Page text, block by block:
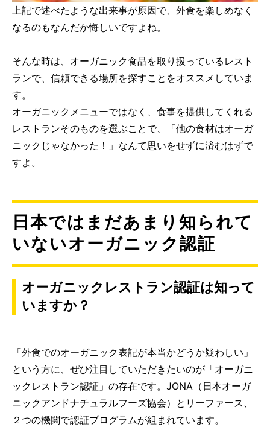
上記で述べたような出来事が原因で、外食を楽しめなく
なるのもなんだか悔しいですよね。
そんな時は、オーガニック食品を取り扱っているレスト
ランで、信頼できる場所を探すことをオススメしていま
す。
オーガニックメニューではなく、食事を提供してくれる
レストランそのものを選ぶことで、「他の食材はオーガ
ニックじゃなかった！」なんて思いをせずに済むはずで
すよ。
日本ではまだあまり知られて
いないオーガニック認証
オーガニックレストラン認証は知って
いますか？
「外食でのオーガニック表記が本当かどうか疑わしい」
という方に、ぜひ注目していただきたいのが「オーガニ
ックレストラン認証」の存在です。JONA（日本オーガ
ニックアンドナチュラルフーズ協会）とリーファース、
２つの機関で認証プログラムが組まれています。